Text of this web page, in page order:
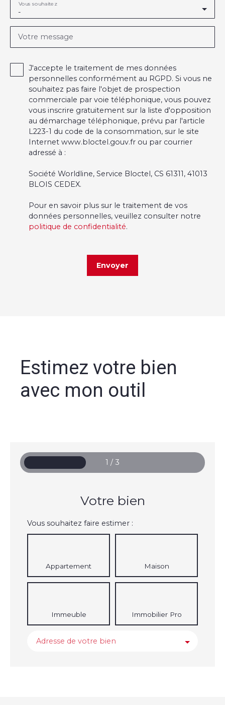
-
Vous souhaitez
Votre message
J'accepte le traitement de mes données
personnelles conformément au RGPD. Si vous ne
souhaitez pas faire l'objet de prospection
commerciale par voie téléphonique, vous pouvez
vous inscrire gratuitement sur la liste d'opposition
au démarchage téléphonique, prévu par l'article
L223-1 du code de la consommation, sur le site
Internet www.bloctel.gouv.fr ou par courrier
adressé à :
Société Worldline, Service Bloctel, CS 61311, 41013
BLOIS CEDEX.
Pour en savoir plus sur le traitement de vos
données personnelles, veuillez consulter notre
politique de confidentialité.
Envoyer
Estimez votre bien
avec mon outil
1 / 3
Votre bien
Vous souhaitez faire estimer :
Appartement Maison
Immeuble Immobilier Pro
Adresse de votre bien